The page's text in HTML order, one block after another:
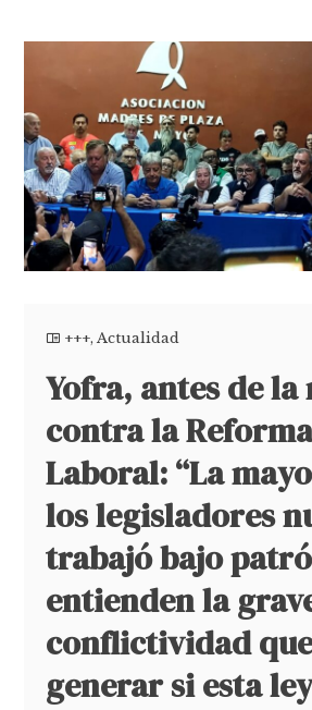
+++,Actualidad
Yofra, antes de la
contra la
Laboral: “La
los legisladores
trabajó bajo
entienden la
conflictividad
generar si esta